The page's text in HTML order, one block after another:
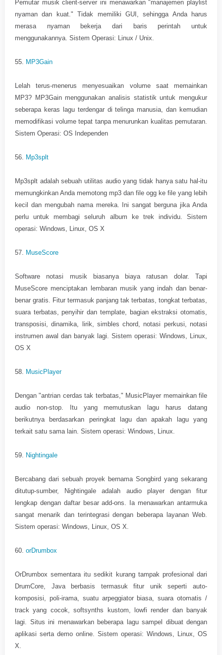
Pemutar musik client-server ini menawarkan "manajemen playlist
nyaman dan kuat." Tidak memiliki GUI, sehingga Anda harus
merasa nyaman bekerja dari baris perintah untuk
menggunakannya. Sistem Operasi: Linux / Unix.
55. MP3Gain
Lelah terus-menerus menyesuaikan volume saat memainkan
MP3? MP3Gain menggunakan analisis statistik untuk mengukur
seberapa keras lagu terdengar di telinga manusia, dan kemudian
memodifikasi volume tepat tanpa menurunkan kualitas pemutaran.
Sistem Operasi: OS Independen
56. Mp3splt
Mp3splt adalah sebuah utilitas audio yang tidak hanya satu hal-itu
memungkinkan Anda memotong mp3 dan file ogg ke file yang lebih
kecil dan mengubah nama mereka. Ini sangat berguna jika Anda
perlu untuk membagi seluruh album ke trek individu. Sistem
operasi: Windows, Linux, OS X
57. MuseScore
Software notasi musik biasanya biaya ratusan dolar. Tapi
MuseScore menciptakan lembaran musik yang indah dan benar-
benar gratis. Fitur termasuk panjang tak terbatas, tongkat terbatas,
suara terbatas, penyihir dan template, bagian ekstraksi otomatis,
transposisi, dinamika, lirik, simbles chord, notasi perkusi, notasi
instrumen awal dan banyak lagi. Sistem operasi: Windows, Linux,
OS X
58. MusicPlayer
Dengan "antrian cerdas tak terbatas," MusicPlayer memainkan file
audio non-stop. Itu yang memutuskan lagu harus datang
berikutnya berdasarkan peringkat lagu dan apakah lagu yang
terkait satu sama lain. Sistem operasi: Windows, Linux.
59. Nightingale
Bercabang dari sebuah proyek bernama Songbird yang sekarang
ditutup-sumber, Nightingale adalah audio player dengan fitur
lengkap dengan daftar besar add-ons. Ia menawarkan antarmuka
sangat menarik dan terintegrasi dengan beberapa layanan Web.
Sistem operasi: Windows, Linux, OS X.
60. orDrumbox
OrDrumbox sementara itu sedikit kurang tampak profesional dari
DrumCore, Java berbasis termasuk fitur unik seperti auto-
komposisi, poli-irama, suatu arpeggiator biasa, suara otomatis /
track yang cocok, softsynths kustom, lowfi render dan banyak
lagi. Situs ini menawarkan beberapa lagu sampel dibuat dengan
aplikasi serta demo online. Sistem operasi: Windows, Linux, OS
X.